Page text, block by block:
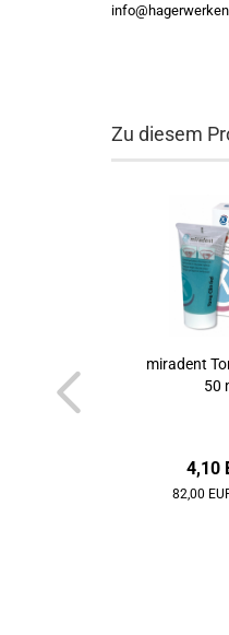
Zu diesem
miradent
50
4,10
82,00